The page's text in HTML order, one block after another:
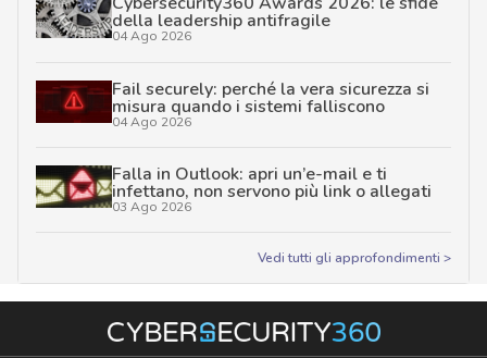
della leadership antifragile
04 Ago 2026
Fail securely: perché la vera sicurezza si
misura quando i sistemi falliscono
04 Ago 2026
Falla in Outlook: apri un’e-mail e ti
infettano, non servono più link o allegati
03 Ago 2026
Vedi tutti gli approfondimenti >